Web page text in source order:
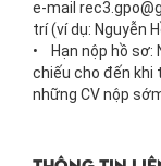
e-mail
trí (ví dụ: Nguyễn
• Hạn nộp hồ sơ:
chiếu cho đến khi
những CV nộp